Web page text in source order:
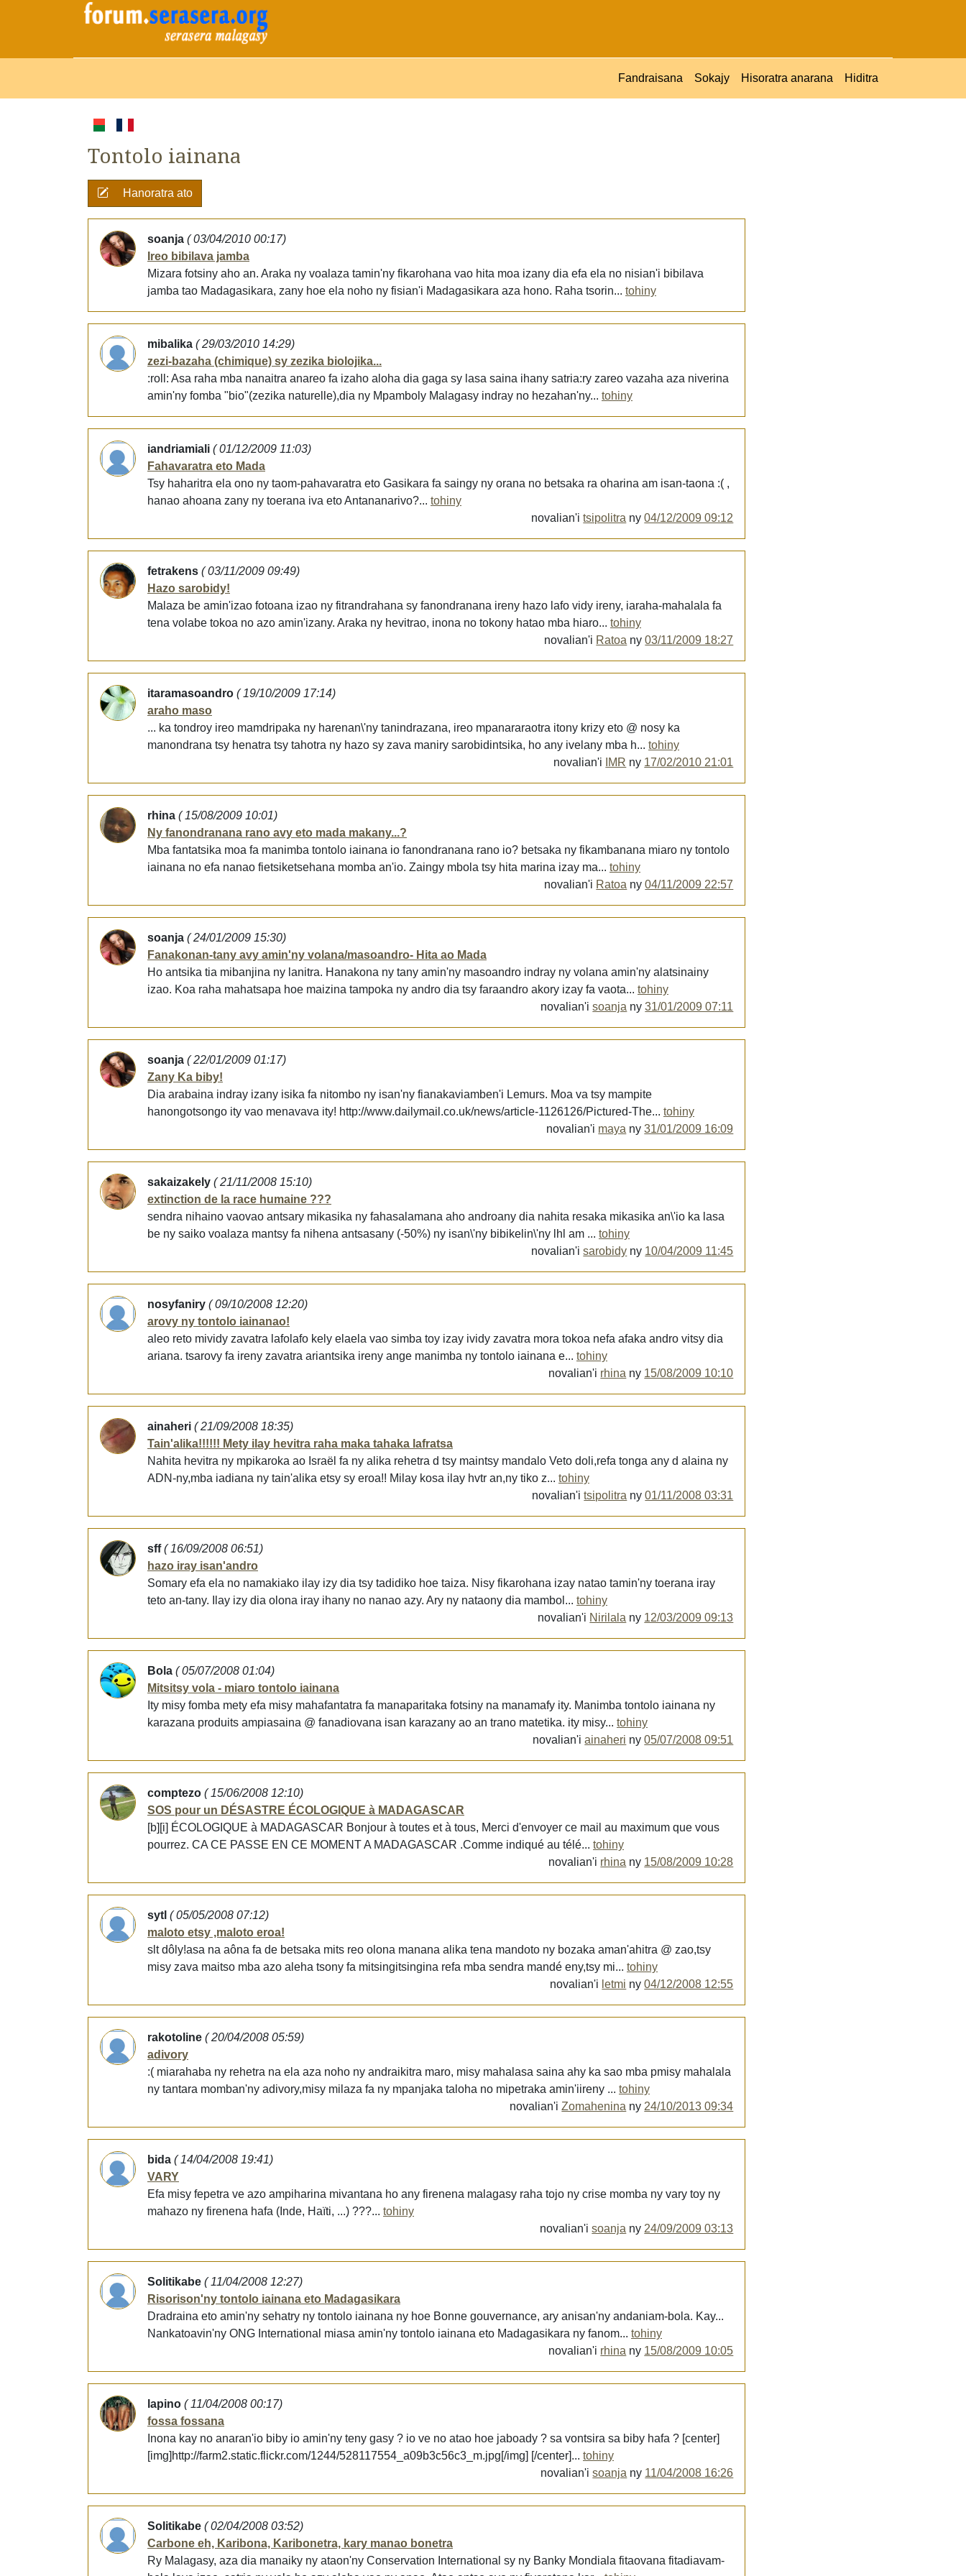
Fandraisana Sokajy Hisoratra anarana Hiditra
Tontolo iainana
Hanoratra ato
soanja ( 03/04/2010 00:17)
Ireo bibilava jamba
Mizara fotsiny aho an. Araka ny voalaza tamin'ny fikarohana vao hita moa izany dia efa ela no nisian'i bibilava
jamba tao Madagasikara, zany hoe ela noho ny fisian'i Madagasikara aza hono. Raha tsorin... tohiny
mibalika ( 29/03/2010 14:29)
zezi-bazaha (chimique) sy zezika biolojika...
:roll: Asa raha mba nanaitra anareo fa izaho aloha dia gaga sy lasa saina ihany satria:ry zareo vazaha aza niverina
amin'ny fomba "bio"(zezika naturelle),dia ny Mpamboly Malagasy indray no hezahan'ny... tohiny
iandriamiali ( 01/12/2009 11:03)
Fahavaratra eto Mada
Tsy haharitra ela ono ny taom-pahavaratra eto Gasikara fa saingy ny orana no betsaka ra oharina am isan-taona :( ,
hanao ahoana zany ny toerana iva eto Antananarivo?... tohiny
novalian'itsipolitra ny04/12/2009 09:12
fetrakens ( 03/11/2009 09:49)
Hazo sarobidy!
Malaza be amin'izao fotoana izao ny fitrandrahana sy fanondranana ireny hazo lafo vidy ireny, iaraha-mahalala fa
tena volabe tokoa no azo amin'izany. Araka ny hevitrao, inona no tokony hatao mba hiaro... tohiny
novalian'i Ratoa ny03/11/2009 18:27
itaramasoandro ( 19/10/2009 17:14)
araho maso
... ka tondroy ireo mamdripaka ny harenan\'ny tanindrazana, ireo mpanararaotra itony krizy eto @ nosy ka
manondrana tsy henatra tsy tahotra ny hazo sy zava maniry sarobidintsika, ho any ivelany mba h... tohiny
novalian'i
IMR ny 17/02/2010 21:01
rhina ( 15/08/2009 10:01)
Ny fanondranana rano avy eto mada makany...?
Mba fantatsika moa fa manimba tontolo iainana io fanondranana rano io? betsaka ny fikambanana miaro ny tontolo
iainana no efa nanao fietsiketsehana momba an'io. Zaingy mbola tsy hita marina izay ma... tohiny
novalian'i Ratoa ny04/11/2009 22:57
soanja ( 24/01/2009 15:30)
Fanakonan-tany avy amin'ny volana/masoandro- Hita ao Mada
Ho antsika tia mibanjina ny lanitra. Hanakona ny tany amin'ny masoandro indray ny volana amin'ny alatsinainy
izao. Koa raha mahatsapa hoe maizina tampoka ny andro dia tsy faraandro akory izay fa vaota... tohiny
novalian'isoanja ny31/01/2009 07:11
soanja ( 22/01/2009 01:17)
Zany Ka biby!
Dia arabaina indray izany isika fa nitombo ny isan'ny fianakaviamben'i Lemurs. Moa va tsy mampite
hanongotsongo ity vao menavava ity! http://www.dailymail.co.uk/news/article-1126126/Pictured-The... tohiny
novalian'i maya ny31/01/2009 16:09
sakaizakely ( 21/11/2008 15:10)
extinction de la race humaine ???
sendra nihaino vaovao antsary mikasika ny fahasalamana aho androany dia nahita resaka mikasika an\'io ka lasa
be ny saiko voalaza mantsy fa nihena antsasany (-50%) ny isan\'ny bibikelin\'ny lhl am ... tohiny
novalian'isarobidy ny 10/04/2009 11:45
nosyfaniry ( 09/10/2008 12:20)
arovy ny tontolo iainanao!
aleo reto mividy zavatra lafolafo kely elaela vao simba toy izay ividy zavatra mora tokoa nefa afaka andro vitsy dia
ariana. tsarovy fa ireny zavatra ariantsika ireny ange manimba ny tontolo iainana e... tohiny
novalian'i rhina ny 15/08/2009 10:10
ainaheri ( 21/09/2008 18:35)
Tain'alika!!!!!! Mety ilay hevitra raha maka tahaka lafratsa
Nahita hevitra ny mpikaroka ao Israël fa ny alika rehetra d tsy maintsy mandalo Veto doli,refa tonga any d alaina ny
ADN-ny,mba iadiana ny tain'alika etsy sy eroa!! Milay kosa ilay hvtr an,ny tiko z... tohiny
novalian'itsipolitra ny01/11/2008 03:31
sff( 16/09/2008 06:51)
hazo iray isan'andro
Somary efa ela no namakiako ilay izy dia tsy tadidiko hoe taiza. Nisy fikarohana izay natao tamin'ny toerana iray
teto an-tany. Ilay izy dia olona iray ihany no nanao azy. Ary ny nataony dia mambol... tohiny
novalian'i Nirilala ny 12/03/2009 09:13
Bola ( 05/07/2008 01:04)
Mitsitsy vola - miaro tontolo iainana
Ity misy fomba mety efa misy mahafantatra fa manaparitaka fotsiny na manamafy ity. Manimba tontolo iainana ny
karazana produits ampiasaina @ fanadiovana isan karazany ao an trano matetika. ity misy... tohiny
novalian'iainaheri ny05/07/2008 09:51
comptezo ( 15/06/2008 12:10)
SOS pour un DÉSASTRE ÉCOLOGIQUE à MADAGASCAR
[b][i] ÉCOLOGIQUE à MADAGASCAR Bonjour à toutes et à tous, Merci d'envoyer ce mail au maximum que vous
pourrez. CA CE PASSE EN CE MOMENT A MADAGASCAR .Comme indiqué au télé... tohiny
novalian'i rhina ny 15/08/2009 10:28
sytl ( 05/05/2008 07:12)
maloto etsy ,maloto eroa!
slt dôly!asa na aôna fa de betsaka mits reo olona manana alika tena mandoto ny bozaka aman'ahitra @ zao,tsy
misy zava maitso mba azo aleha tsony fa mitsingitsingina refa mba sendra mandé eny,tsy mi... tohiny
novalian'i letmi ny04/12/2008 12:55
rakotoline ( 20/04/2008 05:59)
adivory
:( miarahaba ny rehetra na ela aza noho ny andraikitra maro, misy mahalasa saina ahy ka sao mba pmisy mahalala
ny tantara momban'ny adivory,misy milaza fa ny mpanjaka taloha no mipetraka amin'iireny ... tohiny
novalian'iZomahenina ny 24/10/2013 09:34
bida ( 14/04/2008 19:41)
VARY
Efa misy fepetra ve azo ampiharina mivantana ho any firenena malagasy raha tojo ny crise momba ny vary toy ny
mahazo ny firenena hafa (Inde, Haïti, ...) ???... tohiny
novalian'isoanja ny 24/09/2009 03:13
Solitikabe ( 11/04/2008 12:27)
Risorison'ny tontolo iainana eto Madagasikara
Dradraina eto amin'ny sehatry ny tontolo iainana ny hoe Bonne gouvernance, ary anisan'ny andaniam-bola. Kay...
Nankatoavin'ny ONG International miasa amin'ny tontolo iainana eto Madagasikara ny fanom... tohiny
novalian'i rhina ny 15/08/2009 10:05
lapino ( 11/04/2008 00:17)
fossa fossana
Inona kay no anaran'io biby io amin'ny teny gasy ? io ve no atao hoe jaboady ? sa vontsira sa biby hafa ? [center]
[img]http://farm2.static.flickr.com/1244/528117554_a09b3c56c3_m.jpg[/img] [/center]... tohiny
novalian'isoanja ny 11/04/2008 16:26
Solitikabe ( 02/04/2008 03:52)
Carbone eh, Karibona, Karibonetra, kary manao bonetra
Ry Malagasy, aza dia manaiky ny ataon'ny Conservation International sy ny Banky Mondiala fitaovana fitadiavam-